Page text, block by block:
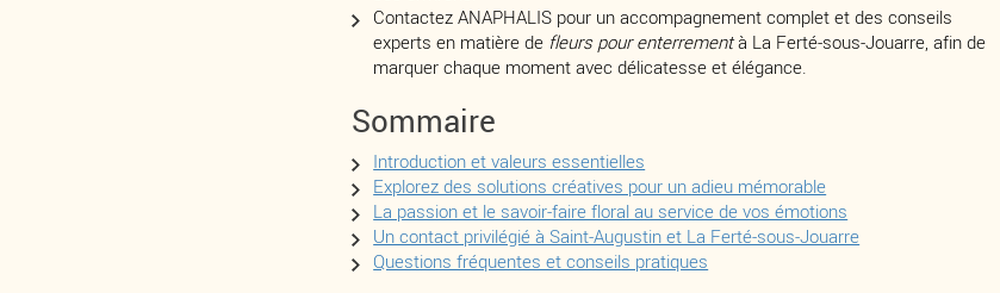
Contactez ANAPHALIS pour un accompagnement complet et des conseils
experts en matière de fleurs pour enterrementà La Ferté-sous-Jouarre, afin de
marquer chaque moment avec délicatesse et élégance.
Sommaire
Introduction et valeurs essentielles
Explorez des solutions créatives pour un adieu mémorable
La passion et le savoir-faire floral au service de vos émotions
Un contact privilégié à Saint-Augustin et La Ferté-sous-Jouarre
Questions fréquentes et conseils pratiques